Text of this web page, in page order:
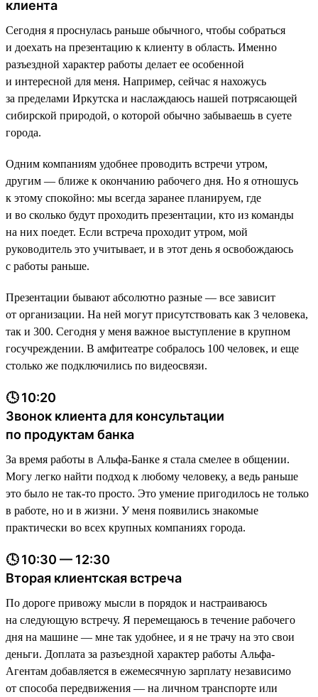
клиента
Сегодня я проснулась раньше обычного, чтобы собраться
и доехать на презентацию к клиенту в область. Именно
разъездной характер работы делает ее особенной
и интересной для меня. Например, сейчас я нахожусь
за пределами Иркутска и наслаждаюсь нашей потрясающей
сибирской природой, о которой обычно забываешь в суете
города.
Одним компаниям удобнее проводить встречи утром,
другим — ближе к окончанию рабочего дня. Но я отношусь
к этому спокойно: мы всегда заранее планируем, где
и во сколько будут проходить презентации, кто из команды
на них поедет. Если встреча проходит утром, мой
руководитель это учитывает, и в этот день я освобождаюсь
с работы раньше.
Презентации бывают абсолютно разные — все зависит
от организации. На ней могут присутствовать как 3 человека,
так и 300. Сегодня у меня важное выступление в крупном
госучреждении. В амфитеатре собралось 100 человек, и еще
столько же подключились по видеосвязи.
🕓 10:20
Звонок клиента для консультации
по продуктам банка
За время работы в Альфа-Банке я стала смелее в общении.
Могу легко найти подход к любому человеку, а ведь раньше
это было не так-то просто. Это умение пригодилось не только
в работе, но и в жизни. У меня появились знакомые
практически во всех крупных компаниях города.
🕓 10:30 — 12:30
Вторая клиентская встреча
По дороге привожу мысли в порядок и настраиваюсь
на следующую встречу. Я перемещаюсь в течение рабочего
дня на машине — мне так удобнее, и я не трачу на это свои
деньги. Доплата за разъездной характер работы Альфа-
Агентам добавляется в ежемесячную зарплату независимо
от способа передвижения — на личном транспорте или